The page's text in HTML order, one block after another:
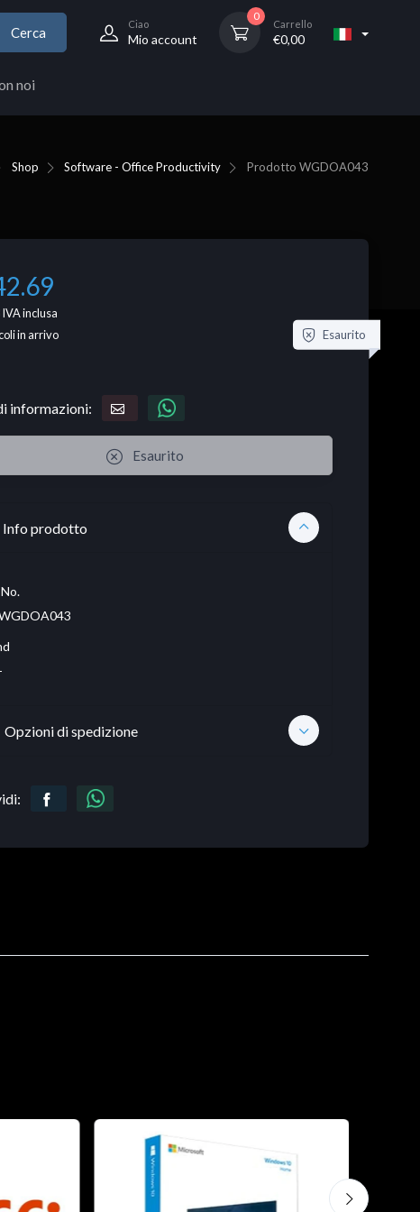
Cerca
Ciao
Mio account
0
Carrello
€0,00
noi
Shop Software - Office Productivity Prodotto WGDOA043
IVA inclusa
in arrivo Esaurito
informazioni:
Esaurito
Info prodotto
-
Opzioni di spedizione